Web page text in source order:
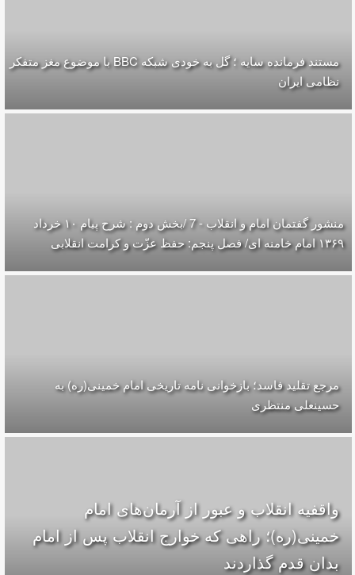
مستند فرمانده سایه ؛ گل به خودی شبکه BBC با موضوع مغز متفکر
نظامی ایران
منشور گفتمان امام و انقلاب - 7 /بخش دوم : شرح پیام ۱۰ خرداد
۱۳۶۹ امام خامنه ای/ فصل پنجم: حفظ عزّت و کرامت انقلابی
مرجع تقلید فاسد؛ بازخوانی نامه تاریخی امام خمینی(ره) به
حسینعلی منتظری
واقفیه‌ انقلاب و عبور از آرمان‌های امام
خمینی(ره)؛ راهی که خوارج انقلاب پس از امام
بدان قدم گذاردند